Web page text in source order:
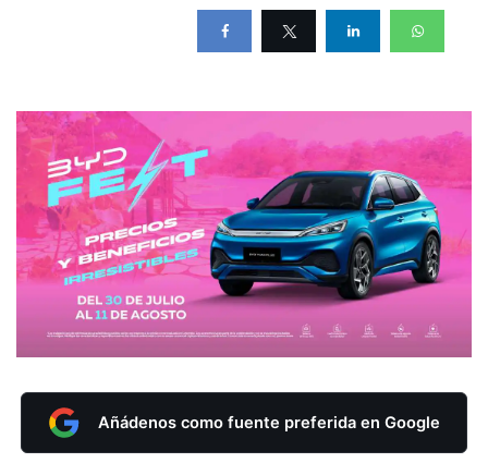
Añádenos como fuente preferida en Google